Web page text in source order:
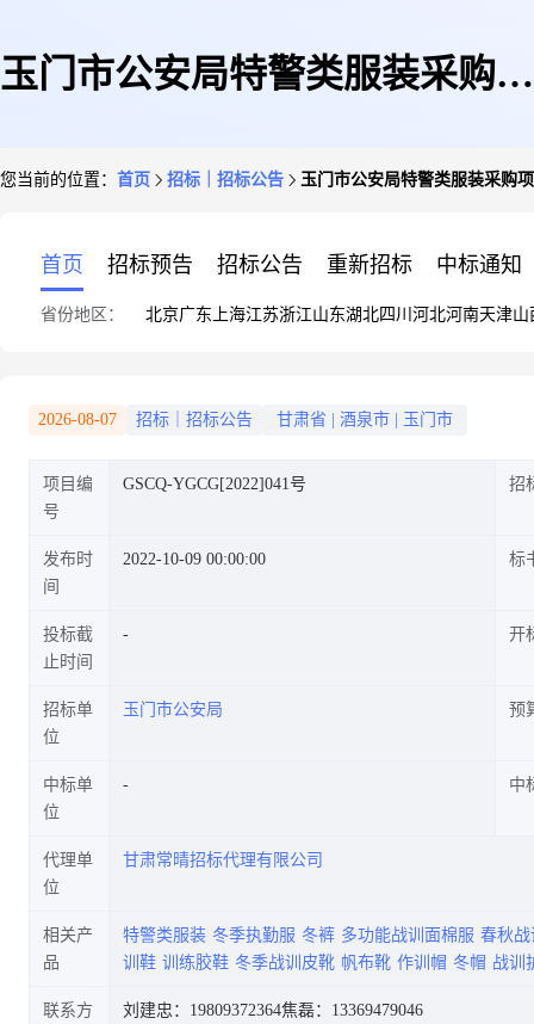
玉门市公安局特警类服装采购项
您当前的位置： 首页 招标｜招标公告 玉门市公安局特警类服装采购
首页 招标预告 招标公告 重新招标 中标通知
省份地区： 北京广东 上海江苏浙江山东湖北四川 河北河南天津山
2026-08-07 招标｜招标公告 甘肃省 酒泉市 玉门市
项目编
号
GSCQ-YGCG[2022]041号 招
发布时
间
2022-10-09 00:00:00 标
投标截
止时间
开
招标单
位
玉门市公安局 预
中标单
位
中
代理单
位
甘肃常晴招标代理有限公司
相关产
品
特警类服装 冬季执勤服 冬裤 多功能战训面棉服 春秋战
训鞋 训练胶鞋 冬季战训皮靴 帆布靴 作训帽 冬帽 战训
联系方
刘建忠：19809372364焦磊：13369479046